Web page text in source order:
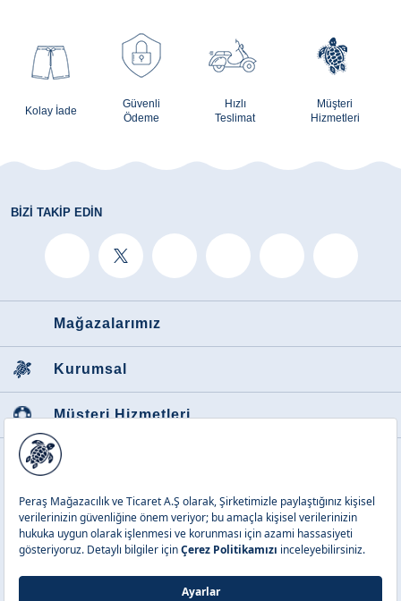
Kolay İade
Güvenli
Ödeme
Hızlı
Teslimat
Müşteri
Hizmetleri
BIZI TAKIP EDIN
Mağazalarımız
Kurumsal
Müşteri Hizmetleri
Favori Kategoriler